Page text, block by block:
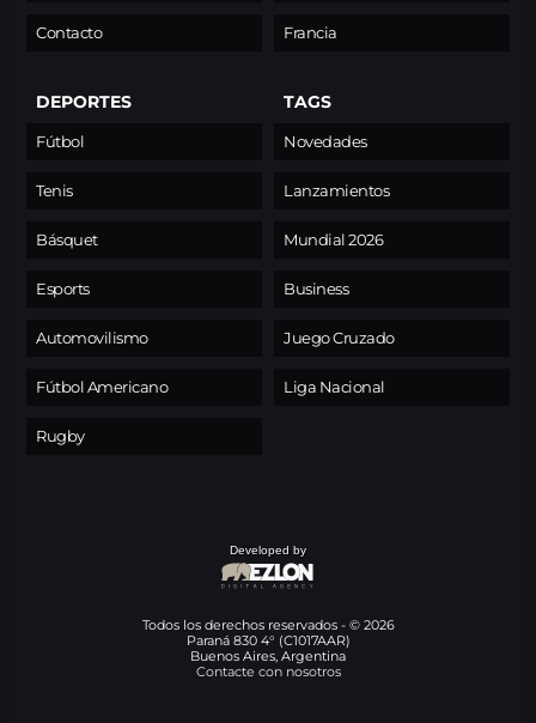
Contacto Francia
DEPORTES
Fútbol
Tenis
Básquet
Esports
Automovilismo
Fútbol Americano
Rugby
TAGS
Novedades
Lanzamientos
Mundial 2026
Business
Juego Cruzado
Liga Nacional
Developed by
Todos los derechos reservados - © 2026
Paraná 830 4° (C1017AAR)
Buenos Aires, Argentina
Contacte con nosotros